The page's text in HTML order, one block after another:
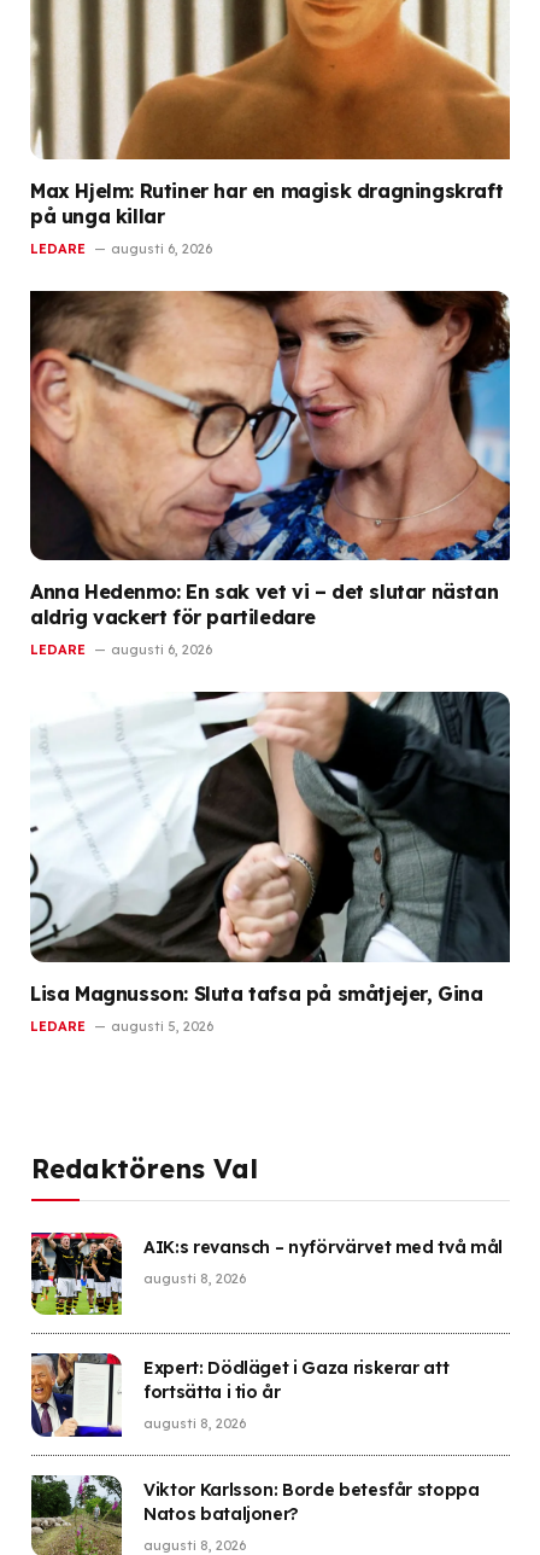
Max Hjelm: Rutiner har en magisk dragningskraft
på unga killar
LEDARE augusti 6, 2026
Anna Hedenmo: En sak vet vi – det slutar nästan
aldrig vackert för partiledare
LEDARE augusti 6, 2026
Lisa Magnusson: Sluta tafsa på småtjejer, Gina
LEDARE augusti 5, 2026
Redaktörens Val
AIK:s revansch – nyförvärvet med två mål
augusti 8, 2026
Expert: Dödläget i Gaza riskerar att
fortsätta i tio år
augusti 8, 2026
Viktor Karlsson: Borde betesfår stoppa
Natos bataljoner?
augusti 8, 2026